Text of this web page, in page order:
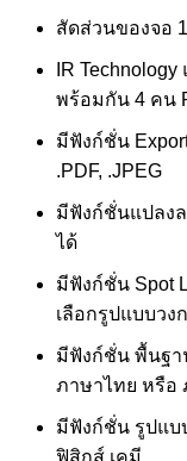
สัดส่วนของจอ
IR
พร้อมกัน 4 คน
มีฟังก์ชั่น
.PDF, .JPEG
มีฟังก์ชั่นแปลง
ได้
มีฟังก์ชั่น Spot
เลือกรูปแบบวง
มีฟังก์ชั่น พื้นฐา
ภาษาไทย หรือ
มีฟังก์ชั่น รูปแบ
ฟิสิกส์ เคมี